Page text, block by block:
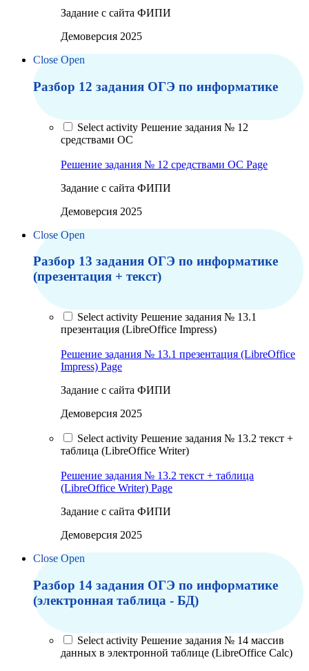
Задание с сайта ФИПИ
Демоверсия 2025
Close Open
Разбор 12 задания ОГЭ по информатике
Select activity Решение задания № 12
средствами ОС
Решение задания № 12 средствами ОС Page
Задание с сайта ФИПИ
Демоверсия 2025
Close Open
Разбор 13 задания ОГЭ по информатике
(презентация + текст)
Select activity Решение задания № 13.1
презентация (LibreOffice Impress)
Решение задания № 13.1 презентация (LibreOffice
Impress) Page
Задание с сайта ФИПИ
Демоверсия 2025
Select activity Решение задания № 13.2 текст +
таблица (LibreOffice Writer)
Решение задания № 13.2 текст + таблица
(LibreOffice Writer) Page
Задание с сайта ФИПИ
Демоверсия 2025
Close Open
Разбор 14 задания ОГЭ по информатике
(электронная таблица - БД)
Select activity Решение задания № 14 массив
данных в электронной таблице (LibreOffice Calc)